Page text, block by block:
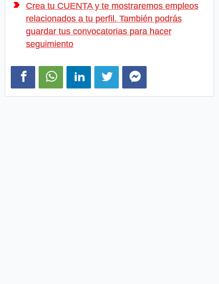
Crea tu CUENTA y te mostraremos empleos
relacionados a tu perfil. También podrás
guardar tus convocatorias para hacer
seguimiento